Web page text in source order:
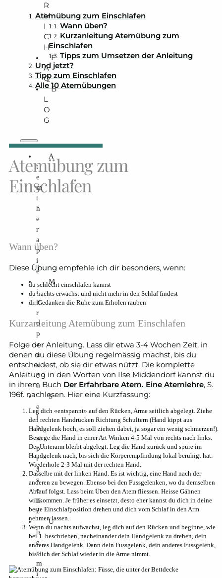
R
M
I
C
H
F
A
Q
B
L
O
G
A
t
e
m
t
h
e
r
a
p
i
e
M
i
k
r
o
p
a
u
s
e
n
S
e
l
b
st
p
r
ä
s
e
n
z
Ü
b
e
r
m
i
Atemübung zum Einschlafen
Wann üben?
Kurzanleitung Atemübung zum
Einschlafen
Tipps zum Umsetzen der Anleitung
Und jetzt?
Tipp zum Einschlafen
Alle 10 Atemübungen
Atemübung zum
Einschlafen
Wann üben?
Diese Übung empfehle ich dir besonders, wenn:
du schlecht einschlafen kannst
du nachts erwachst und nicht mehr in den Schlaf findest
dir Gedanken die Ruhe zum Erholen rauben
Kurzanleitung Atemübung zum Einschlafen
Folge der Anleitung. Lass dir etwa 3-4 Wochen Zeit, in
denen du diese Übung regelmässig machst, bis du
entscheidest, ob sie dir etwas nützt. Die komplette
Anleitung in den Worten von Ilse Middendorf kannst du
in ihrem Buch Der Erfahrbare Atem. Eine Atemlehre, S.
196f. nachlesen. Hier eine Kurzfassung:
Leg dich «entspannt» auf den Rücken, Arme seitlich abgelegt. Ziehe
den rechten Handrücken Richtung Schultern (Hand kippt aus
Handgelenk hoch, es soll ziehen dabei, ja sogar ein wenig schmerzen!).
Bewege die Hand in einer Art Winken 4-5 Mal von rechts nach links.
Der Unterarm bleibt abgelegt. Leg die Hand zurück und spüre im
Handgelenk nach, bis sich die Körperempfindung lokal beruhigt hat.
Wiederhole 2-3 Mal mit der rechten Hand.
Dasselbe mit der linken Hand. Es ist wichtig, eine Hand nach der
anderen zu bewegen. Ebenso bei den Fussgelenken, wo du demselben
Ablauf folgst. Lass beim Üben den Atem fliessen. Heisse Gähnen
willkommen. Je früher es einsetzt, desto eher kannst du dich in deine
beste Einschlafposition drehen und dich vom Schlaf in den Arm
nehmen lassen.
Wenn du nachts aufwachst, leg dich auf den Rücken und beginne, wie
bei 1. beschrieben, nacheinander dein Handgelenk zu drehen, dein
anderes Handgelenk. Dann dein Fussgelenk, dein anderes Fussgelenk,
bis dich der Schlaf wieder in die Arme nimmt.